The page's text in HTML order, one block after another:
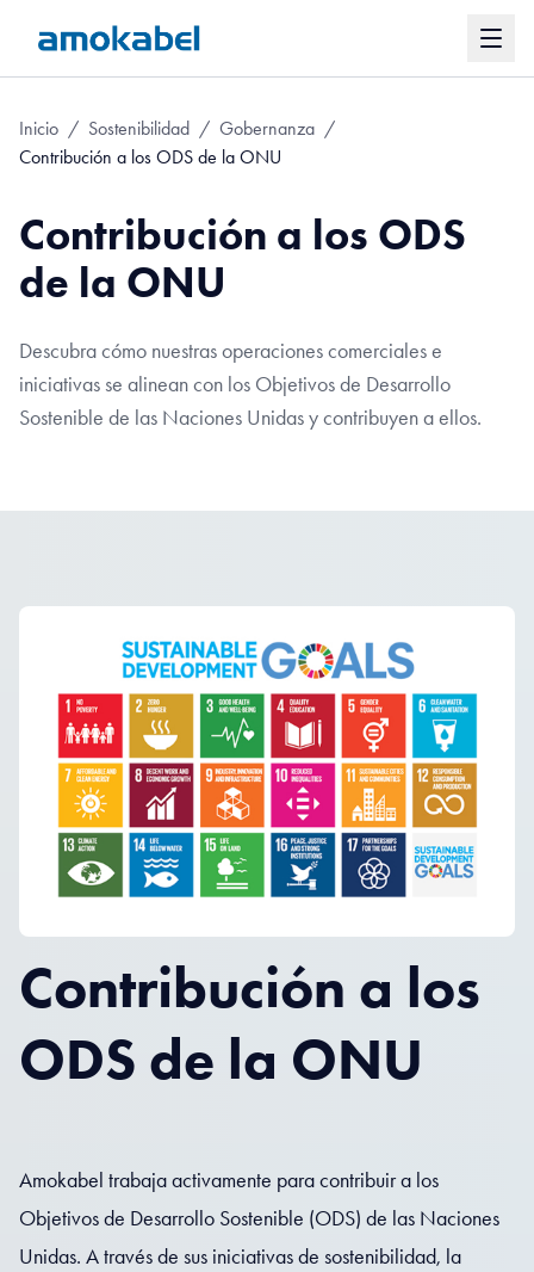
Inicio / Sostenibilidad / Gobernanza /
Contribución a los ODS de la ONU
Contribución a los ODS
de la ONU
Descubra cómo nuestras operaciones comerciales e
iniciativas se alinean con los Objetivos de Desarrollo
Sostenible de las Naciones Unidas y contribuyen a ellos.
Contribución a los
ODS de la ONU
Amokabel trabaja activamente para contribuir a los
Objetivos de Desarrollo Sostenible (ODS) de las Naciones
Unidas. A través de sus iniciativas de sostenibilidad, la